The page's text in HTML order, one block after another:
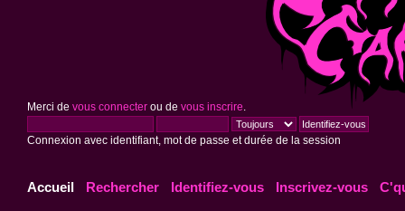
Merci de vous connecterou de vous inscrire
Connexion avec identifiant, mot de passe et durée de la session
Accueil Rechercher Identifiez-vous Inscrivez-vous